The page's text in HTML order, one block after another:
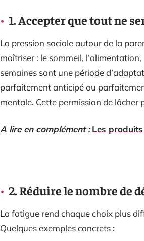
1. Accepter que tout ne
La pression sociale autour de la
maîtriser : le sommeil,
semaines sont une période
parfaitement anticipé ou
mentale. Cette permission de lâcher
A lire en complément : Les
2. Réduire le nombre de
La fatigue rend chaque choix plus
Quelques exemples concrets :